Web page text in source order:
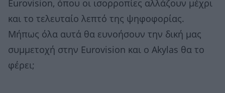
Eurovision, όπου οι ισορροπίες αλλάζουν μέχρι
και το τελευταίο λεπτό της ψηφοφορίας.
Μήπως όλα αυτά θα ευνοήσουν την δική μας
συμμετοχή στην Eurovision και ο Akylas θα το
φέρει;